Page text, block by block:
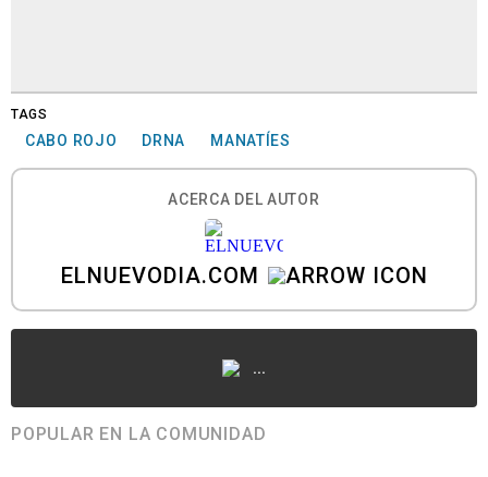
TAGS
CABO ROJO DRNA MANATÍES
ACERCA DEL AUTOR
ELNUEVODIA.COM
...
POPULAR EN LA COMUNIDAD